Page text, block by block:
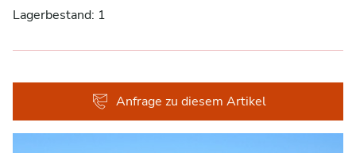
Lagerbestand: 1
Anfrage zu diesem Artikel